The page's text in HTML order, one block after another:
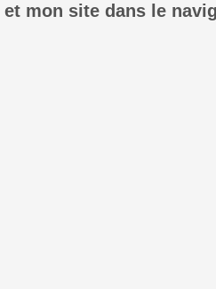
mon site dans le